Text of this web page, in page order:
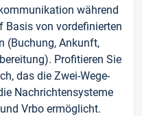
während
Basis von vordefinierten
(Buchung, Ankunft,
Profitieren Sie
das die Zwei-Wege-
Nachrichtensysteme
Vrbo ermöglicht.